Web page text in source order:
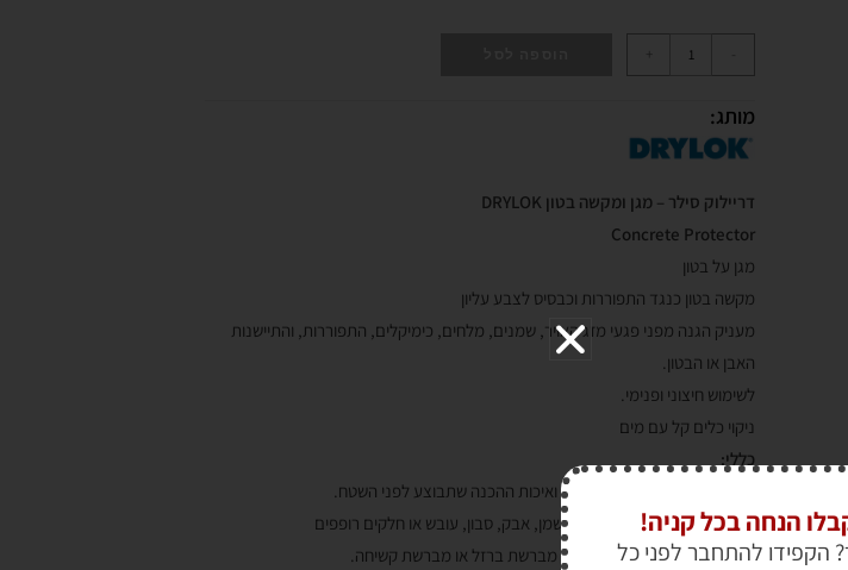
+
מותג:
דריילוק סילר – מגן ומקשה בטון DRYLOK
Concrete Protector
מגן על בטון
מקשה בטון כנגד התפוררות וכבסיס לצבע עליון
מעניק הגנה מפני פגעי מזג האויר, שמנים, מלחים, כימיקלים, התפוררות, והתיישנות
האבן או הבטון.
לשימוש חיצוני ופנימי.
ניקוי כלים קל עם מים
כללי:
הצלחת הפרוייקט תלויה במידה ואיכות ההכנה שתבוצע לפני השטח.
יש להסיר כל לכלוך, גריז, וקס, שמן, אבק, סבון, עובש או חלקים רופפים
ומתקלפים באמצעות סקרייפר. מברשת ברזל או מברשת קשיחה.
הנחה בכל קניה!
הקפידו להתחבר לפני כל